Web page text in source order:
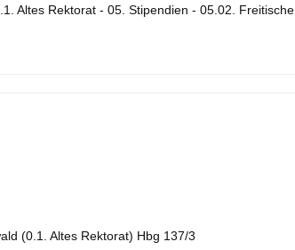
Altes Rektorat - 05. Stipendien - 05.02. Freitische
(0.1. Altes Rektorat) Hbg 137/3